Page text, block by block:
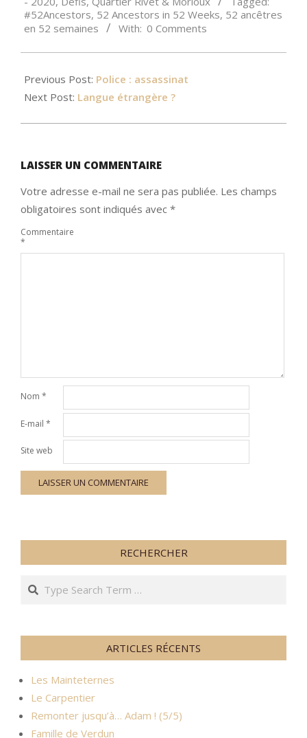
#52Ancestors, 52 Ancestors in 52 Weeks, 52 ancêtres
en 52 semaines
With: 0 Comments
Previous Post: Police : assassinat
Next Post: Langue étrangère ?
LAISSER UN COMMENTAIRE
Votre adresse e-mail ne sera pas publiée. Les champs
obligatoires sont indiqués avec *
Commentaire
*
Nom *
E-mail *
Site web
RECHERCHER
Search
ARTICLES RÉCENTS
Les Mainteternes
Le Carpentier
Remonter jusqu’à… Adam ! (5/5)
Famille de Verdun